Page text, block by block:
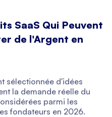
SaaS Qui Peuvent
de l'Argent en
sélectionnée d'idées
la demande réelle du
parmi les
fondateurs en 2026.